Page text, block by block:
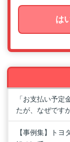
は
「お支払い予定
たが、なぜです
【事例集】ト